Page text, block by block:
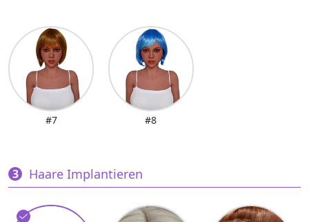
#7 #8
Haare Implantieren